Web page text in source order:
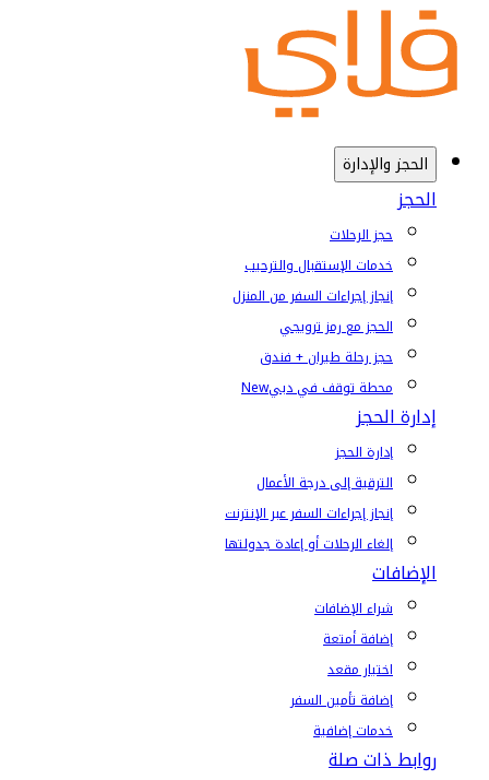
الحجز والإدارة
الحجز
حجز الرحلات
خدمات الإستقبال والترحيب
إنجاز إجراءات السفر من المنزل
الحجز مع رمز ترويجي
حجز رحلة طيران + فندق
محطة توقف في دبيNew
إدارة الحجز
إدارة الحجز
الترقية إلى درجة الأعمال
إنجاز إجراءات السفر عبر الإنترنت
إلغاء الرحلات أو إعادة جدولتها
الإضافات
شراء الإضافات
إضافة أمتعة
اختيار مقعد
إضافة تأمين السفر
خدمات إضافية
روابط ذات صلة